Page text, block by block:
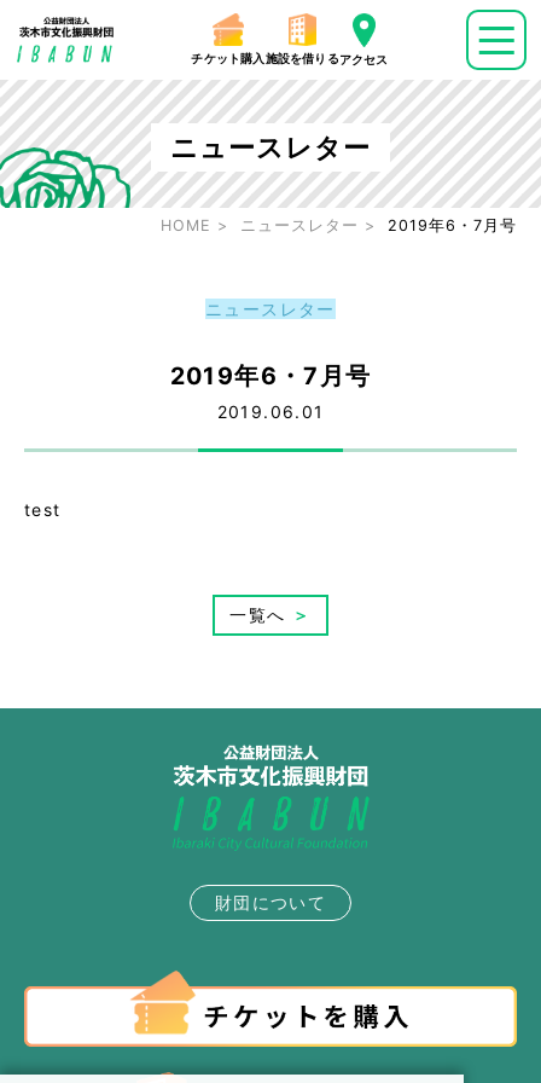
チケット購入 施設を借りるアクセス
ニュースレター
HOME ニュースレター 2019年6・7月号
ニュースレター
2019年6・7月号
2019.06.01
test
一覧へ ＞
財団について